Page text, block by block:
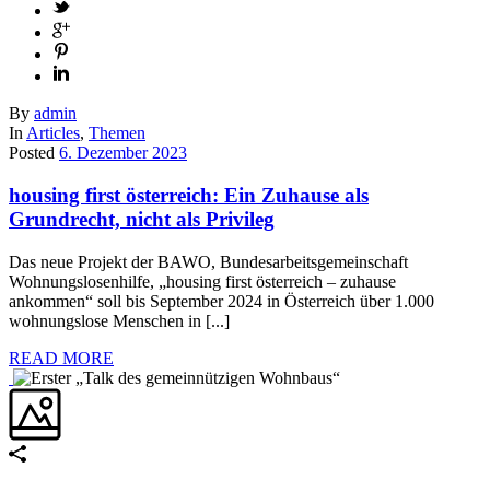
By admin
InArticles, Themen
Posted 6. Dezember 2023
housing first österreich: Ein Zuhause als
Grundrecht, nicht als Privileg
Das neue Projekt der BAWO, Bundesarbeitsgemeinschaft
Wohnungslosenhilfe, „housing first österreich – zuhause
ankommen“ soll bis September 2024 in Österreich über 1.000
wohnungslose Menschen in [...]
READ MORE